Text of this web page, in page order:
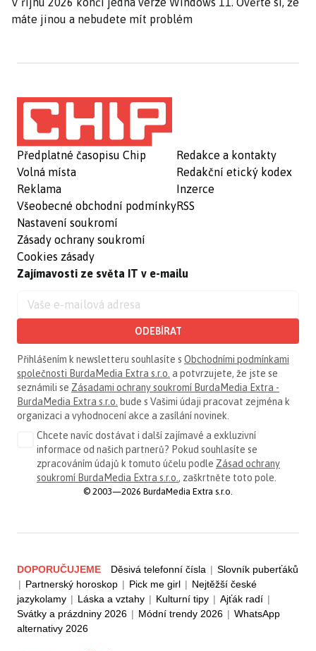
máte jinou a nebudete mít problém
Předplatné časopisu Chip
Volná místa
Reklama
Všeobecné obchodní podmínky
Nastavení soukromí
Zásady ochrany soukromí
Cookies zásady
Redakce a kontakty
Redakční etický kodex
Inzerce
RSS
Zajímavosti ze světa IT v e-mailu
ODEBÍRAT
Přihlášením k newsletteru souhlasíte s Obchodními podmínkami
společnosti BurdaMedia Extra s.r.o. a potvrzujete, že jste se
seznámili se Zásadami ochrany soukromí BurdaMedia Extra -
BurdaMedia Extra s.r.o. bude s Vašimi údaji pracovat zejména k
organizaci a vyhodnocení akce a zasílání novinek.
Chcete navíc dostávat i další zajímavé a exkluzivní
informace od našich partnerů? Pokud souhlasíte se
zpracováním údajů k tomuto účelu podle Zásad ochrany
soukromí BurdaMedia Extra s.r.o., zaškrtněte toto pole.
© 2003—2026 BurdaMedia Extra s.r.o.
DOPORUČUJEME Děsivá telefonní čísla | Slovník puberťáků
| Partnerský horoskop | Pick me girl | Nejtěžší české
jazykolamy | Láska a vztahy | Kulturní tipy | Ajťák radí |
Svátky a prázdniny 2026 | Módní trendy 2026 | WhatsApp
alternativy 2026